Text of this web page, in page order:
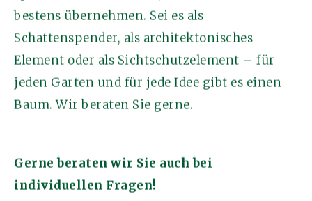
bestens übernehmen. Sei es als
Schattenspender, als architektonisches
Element oder als Sichtschutzelement – für
jeden Garten und für jede Idee gibt es einen
Baum. Wir beraten Sie gerne.
Gerne beraten wir Sie auch bei
individuellen Fragen!